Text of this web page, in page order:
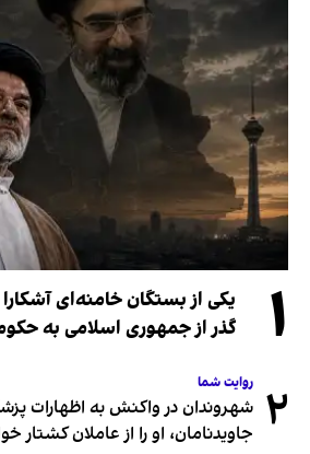
۱
یکی از بستگان خامنه‌ای
گذر از جمهوری اسلامی به
۲ روایت شما
شهروندان در واکنش به اظهارات
جاویدنامان، او را از عاملان کشتار